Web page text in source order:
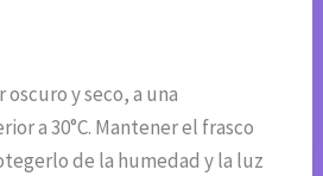
y seco, a una
a 30°C. Mantener el frasco
de la humedad y la luz